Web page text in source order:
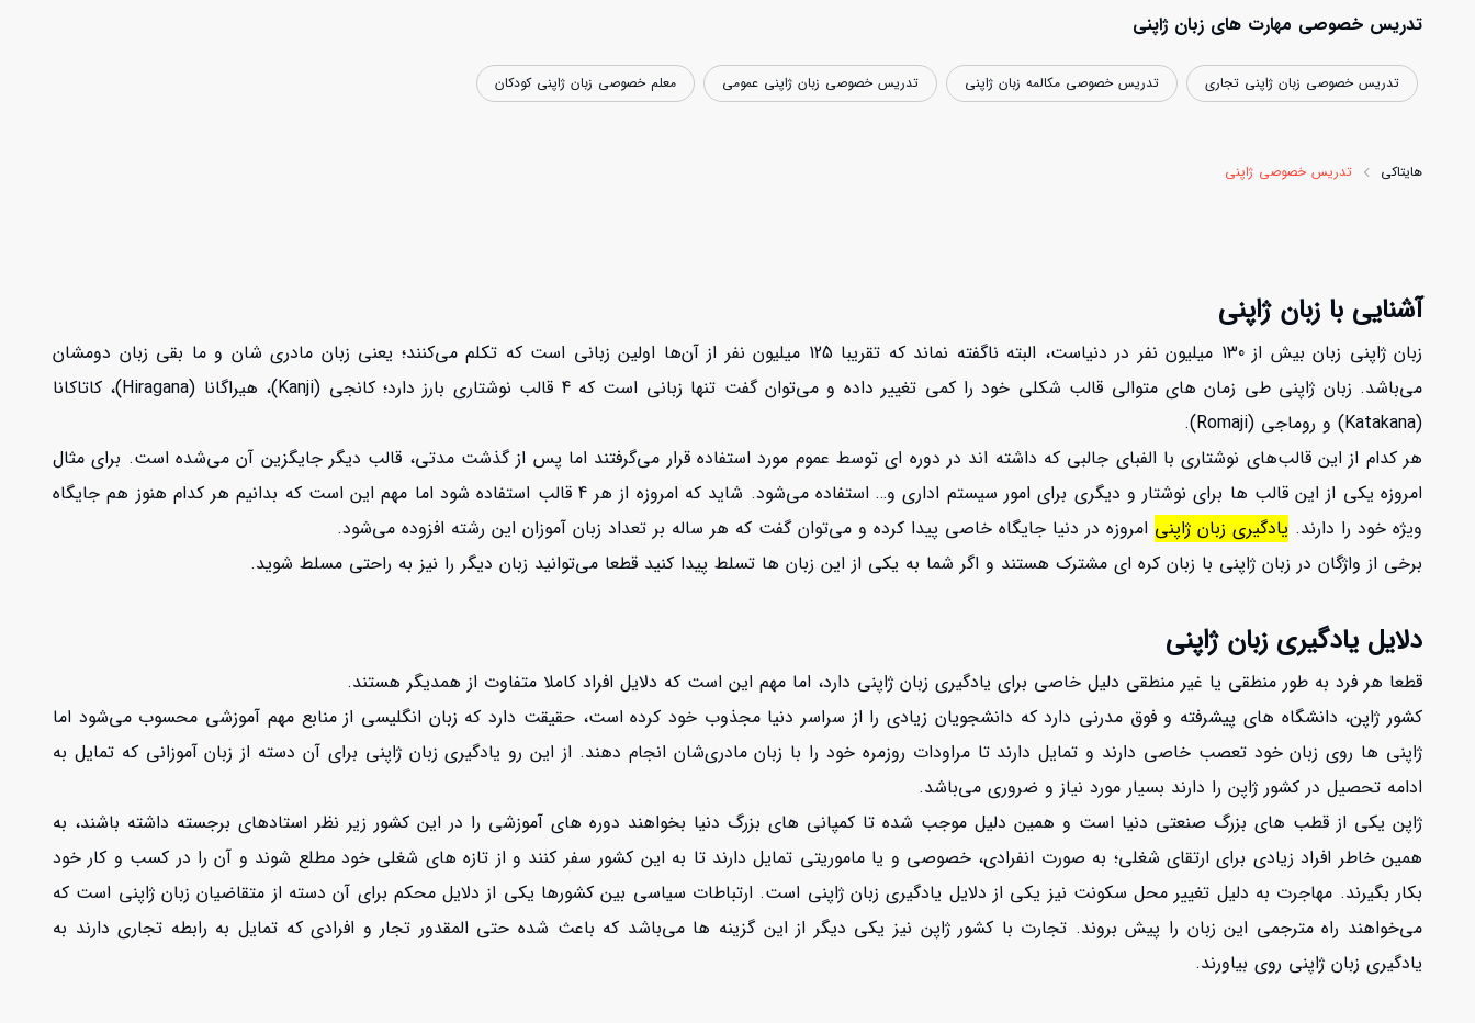
تدریس خصوصی مهارت های زبان ژاپنی
تدریس خصوصی زبان ژاپنی تجاری تدریس خصوصی مکالمه زبان ژاپنی تدریس خصوصی زبان ژاپنی عمومی معلم خصوصی زبان ژاپنی کودکان
هایتاکی تدریس خصوصی ژاپنی
آشنایی با زبان ژاپنی
زبان ژاپنی زبان بیش از 130 میلیون نفر در دنیاست، البته ناگفته نماند که تقریبا 125 میلیون نفر از آن‌ها اولین زبانی است که تکلم می‌کنند؛ یعنی زبان مادری شان و ما بقی زبان دومشان
می‌باشد. زبان ژاپنی طی زمان های متوالی قالب شکلی خود را کمی تغییر داده و می‌توان گفت تنها زبانی است که 4 قالب نوشتاری بارز دارد؛ کانجی (Kanji)، هیراگانا (Hiragana)، کاتاکانا
(Katakana) و روماجی (Romaji).
هر کدام از این قالب‌های نوشتاری با الفبای جالبی که داشته اند در دوره ای توسط عموم مورد استفاده قرار می‌گرفتند اما پس از گذشت مدتی، قالب دیگر جایگزین آن می‌شده است. برای مثال
امروزه یکی از این قالب ها برای نوشتار و دیگری برای امور سیستم اداری و… استفاده می‌شود. شاید که امروزه از هر 4 قالب استفاده شود اما مهم این است که بدانیم هر کدام هنوز هم جایگاه
ویژه خود را دارند. یادگیری زبان ژاپنی امروزه در دنیا جایگاه خاصی پیدا کرده و می‌توان گفت که هر ساله بر تعداد زبان آموزان این رشته افزوده می‌شود.
برخی از واژگان در زبان ژاپنی با زبان کره ای مشترک هستند و اگر شما به یکی از این زبان ها تسلط پیدا کنید قطعا می‌توانید زبان دیگر را نیز به راحتی مسلط شوید.
دلایل یادگیری زبان ژاپنی
قطعا هر فرد به طور منطقی یا غیر منطقی دلیل خاصی برای یادگیری زبان ژاپنی دارد، اما مهم این است که دلایل افراد کاملا متفاوت از همدیگر هستند.
کشور ژاپن، دانشگاه های پیشرفته و فوق مدرنی دارد که دانشجویان زیادی را از سراسر دنیا مجذوب خود کرده است، حقیقت دارد که زبان انگلیسی از منابع مهم آموزشی محسوب می‌شود اما
ژاپنی ها روی زبان خود تعصب خاصی دارند و تمایل دارند تا مراودات روزمره خود را با زبان مادری‌شان انجام دهند. از این رو یادگیری زبان ژاپنی برای آن دسته از زبان آموزانی که تمایل به
ادامه تحصیل در کشور ژاپن را دارند بسیار مورد نیاز و ضروری می‌باشد.
ژاپن یکی از قطب های بزرگ صنعتی دنیا است و همین دلیل موجب شده تا کمپانی های بزرگ دنیا بخواهند دوره های آموزشی را در این کشور زیر نظر استادهای برجسته داشته باشند، به
همین خاطر افراد زیادی برای ارتقای شغلی؛ به صورت انفرادی، خصوصی و یا ماموریتی تمایل دارند تا به این کشور سفر کنند و از تازه های شغلی خود مطلع شوند و آن را در کسب و کار خود
بکار بگیرند. مهاجرت به دلیل تغییر محل سکونت نیز یکی از دلایل یادگیری زبان ژاپنی است. ارتباطات سیاسی بین کشورها یکی از دلایل محکم برای آن دسته از متقاضیان زبان ژاپنی است که
می‌خواهند راه مترجمی این زبان را پیش بروند. تجارت با کشور ژاپن نیز یکی دیگر از این گزینه ها می‌باشد که باعث شده حتی المقدور تجار و افرادی که تمایل به رابطه تجاری دارند به
یادگیری زبان ژاپنی روی بیاورند.